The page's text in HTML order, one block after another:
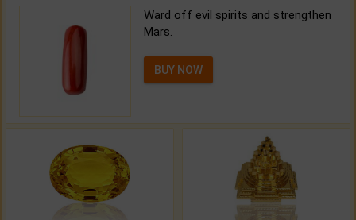
Ward off evil spirits and strengthen
Mars.
BUY NOW